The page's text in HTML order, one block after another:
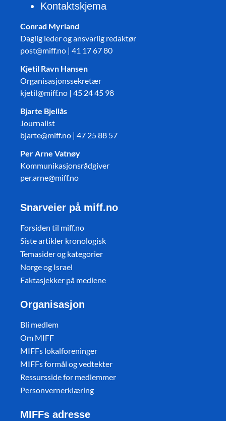
Kontaktskjema
Conrad Myrland
Daglig leder og ansvarlig redaktør
post@miff.no | 41 17 67 80
Kjetil Ravn Hansen
Organisasjonssekretær
kjetil@miff.no | 45 24 45 98
Bjarte Bjellås
Journalist
bjarte@miff.no | 47 25 88 57
Per Arne Vatnøy
Kommunikasjonsrådgiver
per.arne@miff.no
Snarveier på miff.no
Forsiden til miff.no
Siste artikler kronologisk
Temasider og kategorier
Norge og Israel
Faktasjekker på mediene
Organisasjon
Bli medlem
Om MIFF
MIFFs lokalforeninger
MIFFs formål og vedtekter
Ressursside for medlemmer
Personvernerklæring
MIFFs adresse